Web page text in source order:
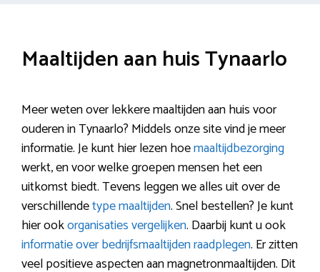
Maaltijden aan huis Tynaarlo
Meer weten over lekkere maaltijden aan huis voor
ouderen in Tynaarlo? Middels onze site vind je meer
informatie. Je kunt hier lezen hoemaaltijdbezorging
werkt, en voor welke groepen mensen het een
uitkomst biedt. Tevens leggen we alles uit over de
verschillendetype maaltijden. Snel bestellen? Je kunt
hier ookorganisaties vergelijken. Daarbij kunt u ook
informatie over bedrijfsmaaltijden raadplegen. Er zitten
veel positieve aspecten aan magnetronmaaltijden. Dit